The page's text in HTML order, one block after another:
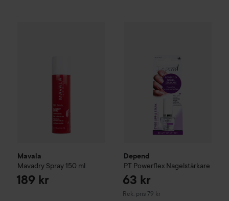
Mavala
Mavadry Spray 150 ml
189 kr
Depend
PT Powerflex Nagelstärkare
63 kr
Rek. pris 79 kr
Rekommenderat pris 79 kr